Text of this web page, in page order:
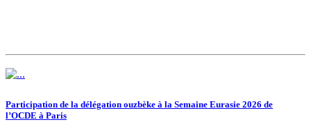
Participation de la délégation ouzbèke à la Semaine Eurasie 2026 de
l’OCDE à Paris